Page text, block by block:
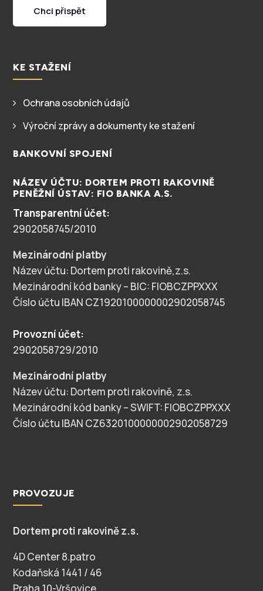
Chci přispět
KE STAŽENÍ
5 Ochrana osobních údajů
5 Výroční zprávy a dokumenty ke stažení
BANKOVNÍ SPOJENÍ
NÁZEV ÚČTU: DORTEM PROTI RAKOVINĚ
PENĚŽNÍ ÚSTAV: FIO BANKA A.S.
Transparentní účet:
2902058745/2010
Mezinárodní platby
Název účtu: Dortem proti rakovině,z.s.
Mezinárodní kód banky – BIC: FIOBCZPPXXX
Číslo účtu IBAN CZ1920100000002902058745
Provozní účet:
2902058729/2010
Mezinárodní platby
Název účtu: Dortem proti rakovině, z.s.
Mezinárodní kód banky – SWIFT: FIOBCZPPXXX
Číslo účtu IBAN CZ6320100000002902058729
PROVOZUJE
Dortem proti rakovině z.s.
4D Center 8.patro
Kodaňská 1441 / 46
Praha 10-Vršovice